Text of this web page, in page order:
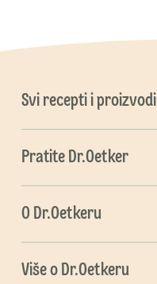
Svi recepti i proizvodi
Pratite Dr.Oetker
O Dr.Oetkeru
Više o Dr.Oetkeru